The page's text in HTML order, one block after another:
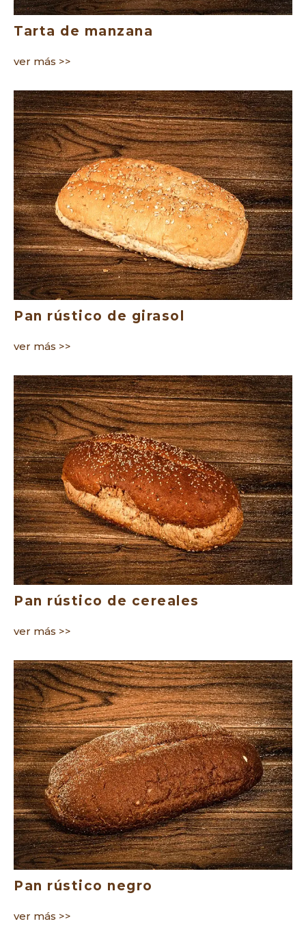
Tarta de manzana
ver más >>
Pan rústico de girasol
ver más >>
Pan rústico de cereales
ver más >>
Pan rústico negro
ver más >>